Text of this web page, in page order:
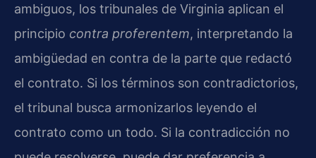
ambiguos, los tribunales de Virginia aplican el
principio contra proferentem, interpretando la
ambigüedad en contra de la parte que redactó
el contrato. Si los términos son contradictorios,
el tribunal busca armonizarlos leyendo el
contrato como un todo. Si la contradicción no